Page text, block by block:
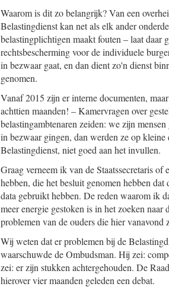
Waarom is dit zo belangrijk? Van een
Belastingdienst kan net als elk ander
belastingplichtigen maakt fouten – laat daar
rechtsbescherming voor de individuele
in bezwaar gaat, en dan dient zo'n dienst
genomen.
Vanaf 2015 zijn er interne documenten,
achttien maanden! – Kamervragen over
belastingambtenaren zeiden: we zijn
in bezwaar gingen, dan werden ze op
Belastingdienst, niet goed aan het invullen.
Graag verneem ik van de Staatssecretaris
hebben, die het besluit genomen hebben
data gebruikt hebben. De reden waarom ik
meer energie gestoken is in het zoeken
problemen van de ouders die hier vanavond
Wij weten dat er problemen bij de
waarschuwde de Ombudsman. Hij zei:
zei: er zijn stukken achtergehouden. De
hierover vier maanden geleden een debat.